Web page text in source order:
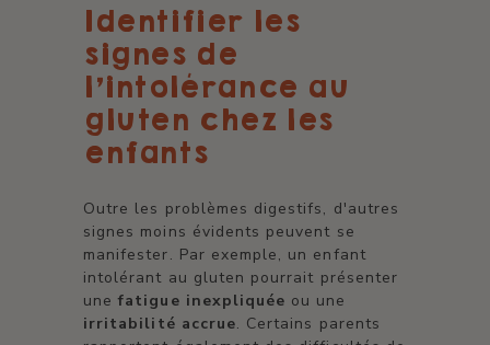
Identifier les
signes de
l'intolérance au
gluten chez les
enfants
Outre les problèmes digestifs, d'autres
signes moins évidents peuvent se
manifester. Par exemple, un enfant
intolérant au gluten pourrait présenter
unefatigue inexpliquée ou une
irritabilité accrue. Certains parents